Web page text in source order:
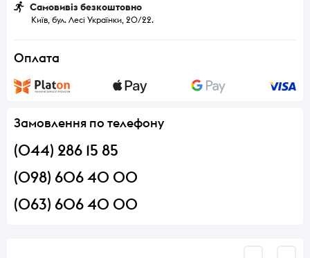
Самовивіз безкоштовно
Київ, бул. Лесі Українки, 20/22.
Оплата
Замовлення по телефону
(044) 286 15 85
(098) 606 40 00
(063) 606 40 00